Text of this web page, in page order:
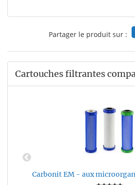
Partager le produit sur :
Cartouches filtrantes
Carbonit EM - aux